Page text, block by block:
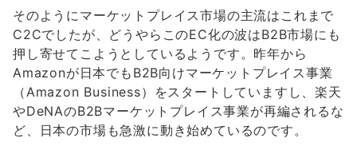
そのようにマーケットプレイス市場の主流はこれまで
C2Cでしたが、どうやらこのEC化の波はB2B市場にも
押し寄せてこようとしているようです。昨年から
Amazonが日本でもB2B向けマーケットプレイス事業
（Amazon Business）をスタートしていますし、楽天
やDeNAのB2Bマーケットプレイス事業が再編されるな
ど、日本の市場も急激に動き始めているのです。